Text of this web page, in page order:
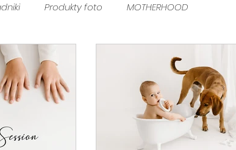
Produkty foto MOTHERHOOD
kobieca Sesja męska
white sesja plenerowa